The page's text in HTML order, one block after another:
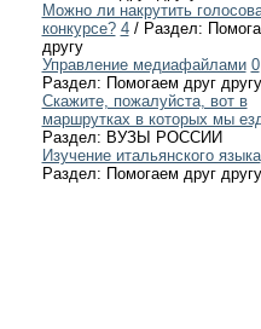
Можно ли накрутить
конкурсе? 4/ Раздел:
другу
Управление медиафайлами 0
Раздел: Помогаем друг другу
Скажите, пожалуйста, вот в
маршрутках в которых мы
Раздел: ВУЗЫ РОССИИ
Изучение итальянского языка
Раздел: Помогаем друг другу